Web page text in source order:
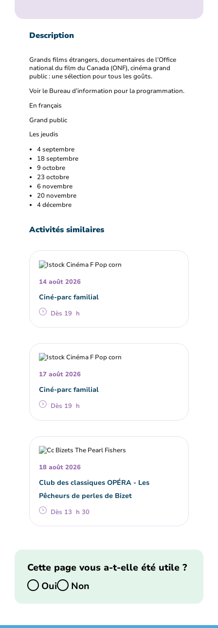
Description
Grands films étrangers, documentaires de l’Office
national du film du Canada (ONF), cinéma grand
public : une sélection pour tous les goûts.
Voir le Bureau d’information pour la programmation.
En français
Grand public
Les jeudis
4 septembre
18 septembre
9 octobre
23 octobre
6 novembre
20 novembre
4 décembre
Activités similaires
14 août 2026
Ciné-parc familial
Dès 19 h
17 août 2026
Ciné-parc familial
Dès 19 h
18 août 2026
Club des classiques OPÉRA - Les
Pêcheurs de perles de Bizet
Dès 13 h 30
Cette page vous a-t-elle été utile ?
Oui
Non